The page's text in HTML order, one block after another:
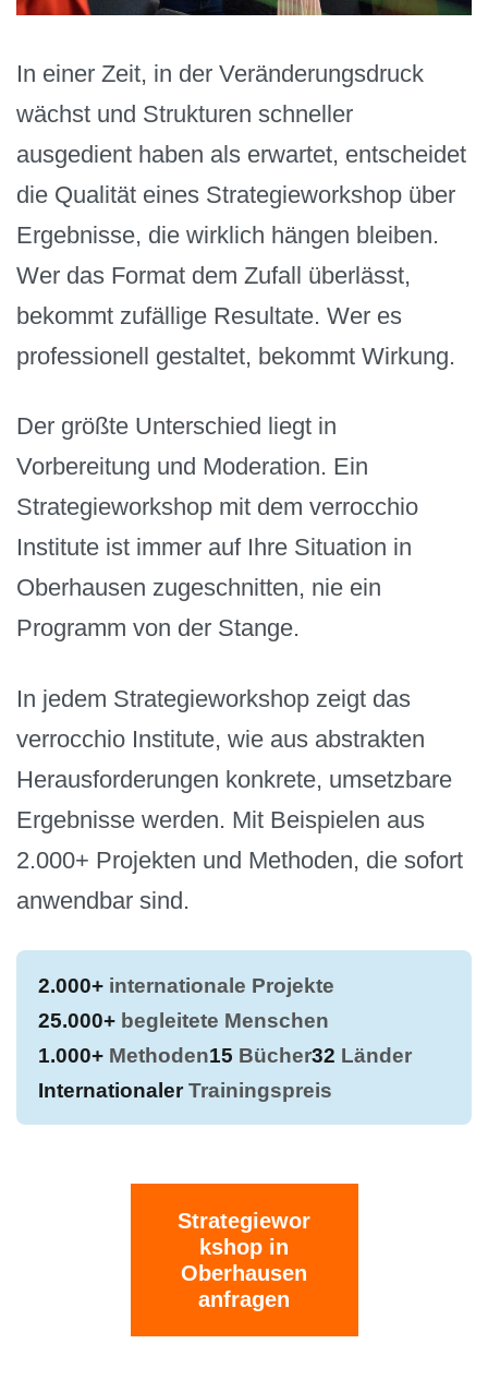
In einer Zeit, in der Veränderungsdruck
wächst und Strukturen schneller
ausgedient haben als erwartet, entscheidet
die Qualität eines Strategieworkshop über
Ergebnisse, die wirklich hängen bleiben.
Wer das Format dem Zufall überlässt,
bekommt zufällige Resultate. Wer es
professionell gestaltet, bekommt Wirkung.
Der größte Unterschied liegt in
Vorbereitung und Moderation. Ein
Strategieworkshop mit dem verrocchio
Institute ist immer auf Ihre Situation in
Oberhausen zugeschnitten, nie ein
Programm von der Stange.
In jedem Strategieworkshop zeigt das
verrocchio Institute, wie aus abstrakten
Herausforderungen konkrete, umsetzbare
Ergebnisse werden. Mit Beispielen aus
2.000+ Projekten und Methoden, die sofort
anwendbar sind.
2.000+ internationale Projekte
25.000+ begleitete Menschen
1.000+ Methoden15 Bücher32 Länder
InternationalerTrainingspreis
Strategiewor
kshop in
Oberhausen
anfragen